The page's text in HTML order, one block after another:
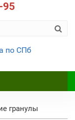
95
по СПб
гранулы